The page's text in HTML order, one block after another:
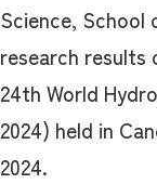
Science, School
research
24th World
2024) held in
2024.